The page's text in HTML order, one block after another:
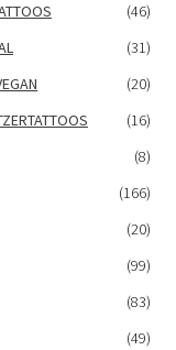
(46)
(31)
(20)
(16)
(8)
(166)
(20)
(99)
(83)
(49)